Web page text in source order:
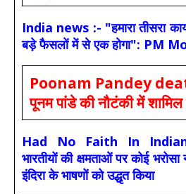
India news :- "हमारा तीसरा
बड़े फैसलों में से एक होगा": PM
Poonam Pandey
पूनम पांडे की नौटंकी में शामिल
Had No Faith In
भारतीयों की क्षमताओं पर कोई
इंदिरा के भाषणों को उद्धृत किया